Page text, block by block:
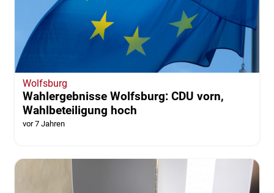
Wolfsburg
Wahlergebnisse Wolfsburg: CDU vorn,
Wahlbeteiligung hoch
vor 7 Jahren